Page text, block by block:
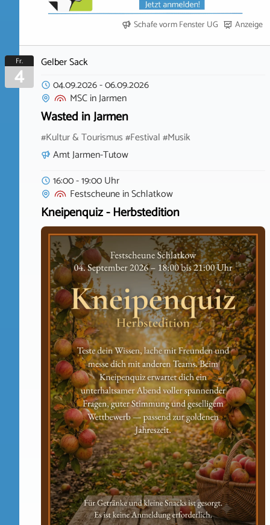
Schafe vorm Fenster UG Anzeige
Fr.
4
Gelber Sack
04.09.2026-06.09.2026
MSCinJarmen
Wasted in Jarmen
#Kultur & Tourismus #Festival #Musik
Amt Jarmen-Tutow
16:00 - 19:00 Uhr
FestscheuneinSchlatkow
Kneipenquiz - Herbstedition